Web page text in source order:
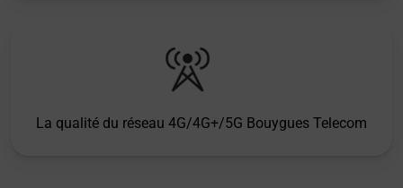
La qualité du réseau 4G/4G+/5G Bouygues Telecom